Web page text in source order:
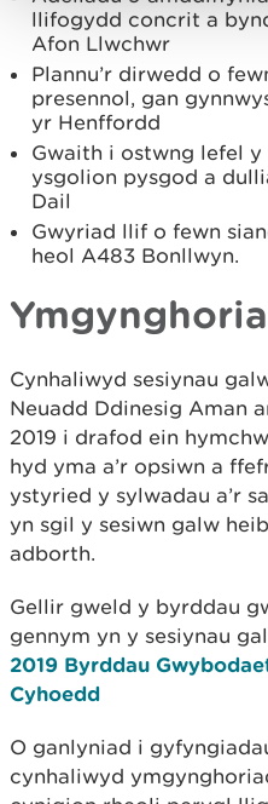
llifogydd concrit a
Afon Llwchwr
Plannu’r dirwedd o
presennol, gan
yr Henffordd
Gwaith i ostwng lefel y
ysgolion pysgod a
Dail
Gwyriad llif o fewn
heol A483 Bonllwyn.
Cynhaliwyd sesiynau
Neuadd Ddinesig Aman
2019 i drafod ein
hyd yma a’r opsiwn a
ystyried y sylwadau a’r
yn sgil y sesiwn galw
adborth.
Gellir gweld y byrddau
gennym yn y sesiynau
2019 Byrddau
Cyhoedd
O ganlyniad i
cynhaliwyd